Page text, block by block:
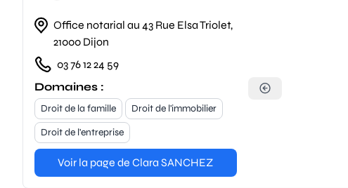
Office notarial au 43 Rue Elsa Triolet,
21000 Dijon
03 76 12 24 59
Domaines :
Droit de la famille
Droit de l'immobilier
Droit de l'entreprise
Voir la page de Clara SANCHEZ